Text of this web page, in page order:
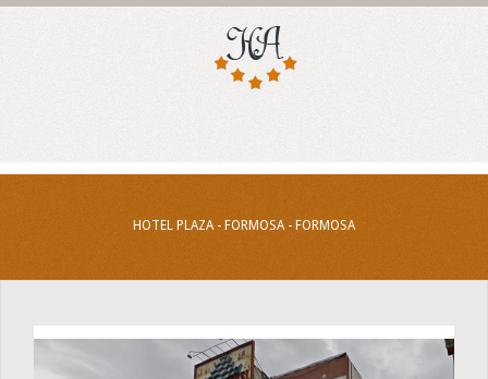
HOTEL PLAZA - FORMOSA - FORMOSA